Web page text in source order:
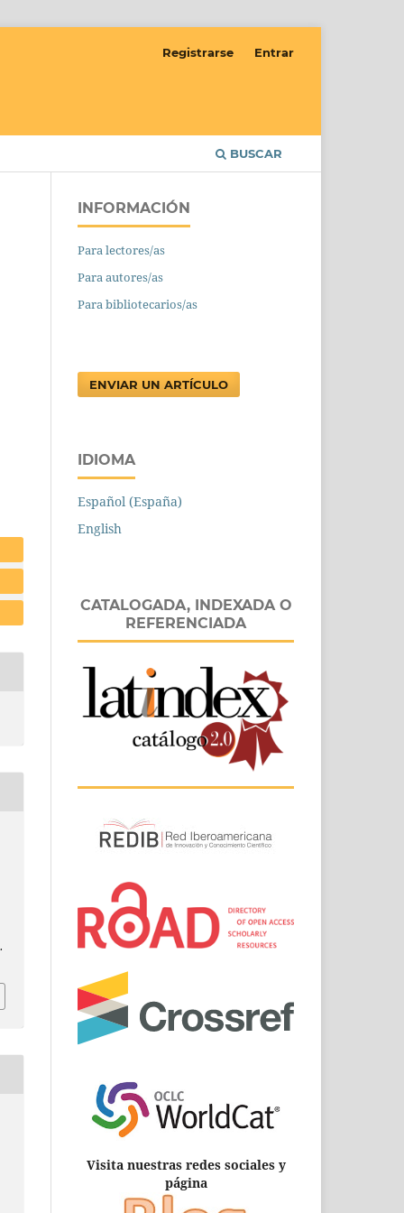
BUSCAR
Registrarse Entrar
INFORMACIÓN
Para lectores/as
Para autores/as
Para bibliotecarios/as
ENVIAR UN ARTÍCULO
IDIOMA
Español (España)
English
CATALOGADA, INDEXADA O
REFERENCIADA
Visita nuestras redes sociales y
página